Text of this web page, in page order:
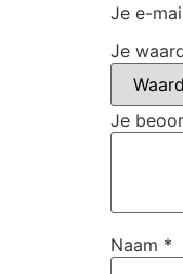
Je e-
Je
Je
Naam *